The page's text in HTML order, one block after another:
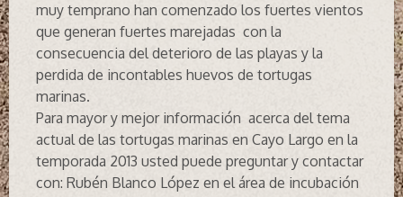
muy temprano han comenzado los fuertes vientos
que generan fuertes marejadas con la
consecuencia del deterioro de las playas y la
perdida de incontables huevos de tortugas
marinas.
Para mayor y mejor información acerca del tema
actual de las tortugas marinas en Cayo Largo en la
temporada 2013 usted puede preguntar y contactar
con: Rubén Blanco López en el área de incubación